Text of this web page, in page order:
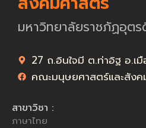
มหาวิทยาลัยราชภัฏอุต
27 ถ.อินใจมี ต.ท่าอิฐ อ.
คณะมนุษยศาสตร์และสัง
สาขาวิชา :
ภาษาไทย